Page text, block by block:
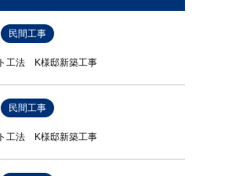
民間工事
工法 K様邸新築工事
民間工事
工法 K様邸新築工事